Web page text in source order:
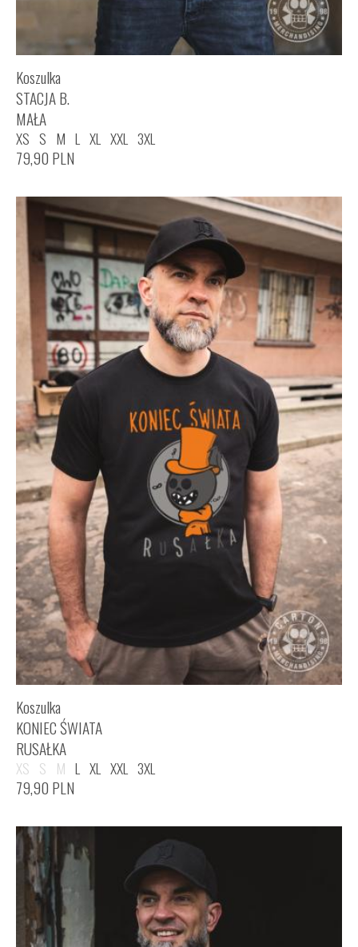
Koszulka
STACJA B.
MAŁA
XS S M L XL XXL 3XL
79,90 PLN
Koszulka
KONIEC ŚWIATA
RUSAŁKA
XS S M L XL XXL 3XL
79,90 PLN